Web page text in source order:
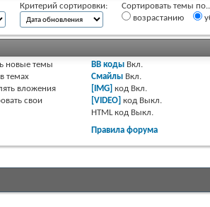
Критерий сортировки:
Сортировать темы
возрастанию
новые темы
темах
вложения
свои
BB коды Вкл.
Смайлы Вкл.
[IMG] код Вкл.
[VIDEO] код Выкл.
HTML код Выкл.
Правила форума